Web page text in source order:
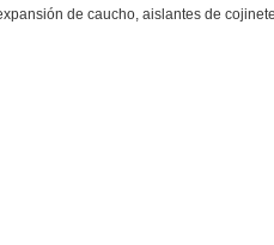
de caucho, aislantes de